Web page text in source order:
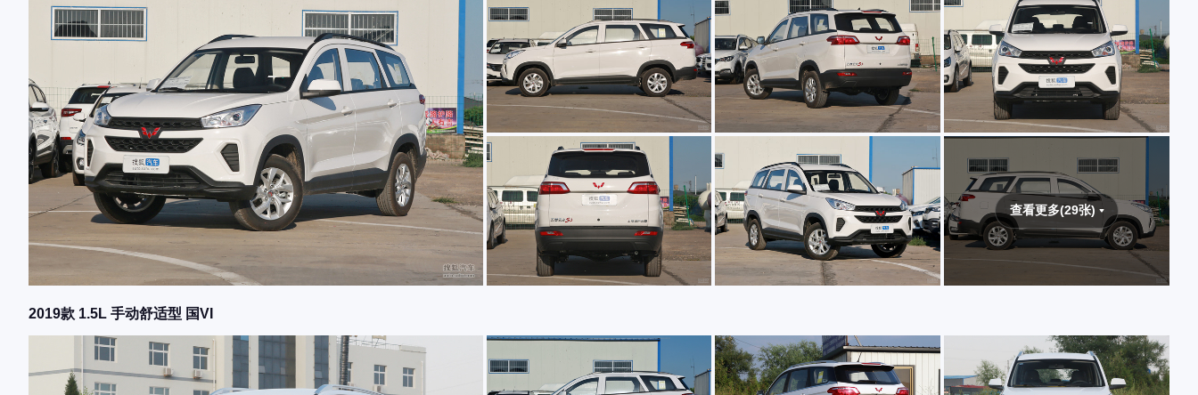
查看更多(29张)
2019款 1.5L 手动舒适型 国VI